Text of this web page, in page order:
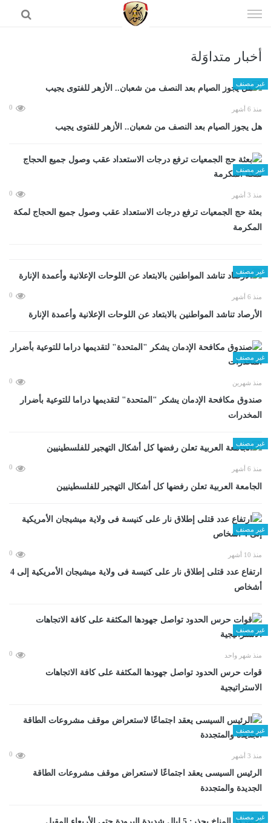
الى
أخبار متداوَلة
غير مصنف
منذ 6 أشهر 0
هل يجوز الصيام بعد النصف من شعبان.. الأزهر للفتوى يجيب
غير مصنف
منذ 3 أشهر 0
بعثة حج الجمعيات ترفع درجات الاستعداد عقب وصول جميع الحجاج لمكة
المكرمة
غير مصنف
منذ 6 أشهر 0
الأرصاد تناشد المواطنين بالابتعاد عن اللوحات الإعلانية وأعمدة الإنارة
غير مصنف
منذ شهرين 0
صندوق مكافحة الإدمان يشكر "المتحدة" لتقديمها دراما للتوعية بأضرار
المخدرات
غير مصنف
منذ 6 أشهر 0
الجامعة العربية تعلن رفضها كل أشكال التهجير للفلسطينيين
غير مصنف
منذ 10 أشهر 0
ارتفاع عدد قتلى إطلاق نار على كنيسة فى ولاية ميشيجان الأمريكية إلى 4
أشخاص
غير مصنف
منذ شهر واحد 0
قوات حرس الحدود تواصل جهودها المكثفة على كافة الاتجاهات
الاستراتيجية
غير مصنف
منذ 3 أشهر 0
الرئيس السيسى يعقد اجتماعًا لاستعراض موقف مشروعات الطاقة
الجديدة والمتجددة
غير مصنف